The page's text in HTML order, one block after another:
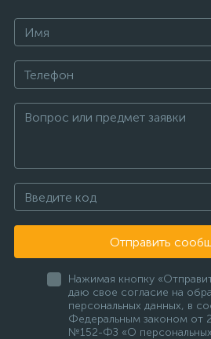
Отправить
Нажимая кнопку
даю свое согласие на
персональных данных, в
Федеральным законом от
№152-ФЗ «О